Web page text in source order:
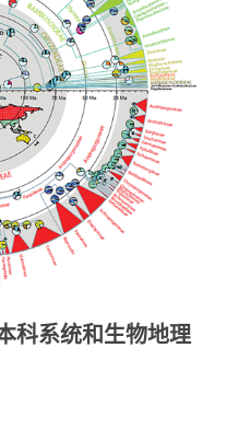
科系统和生物地理